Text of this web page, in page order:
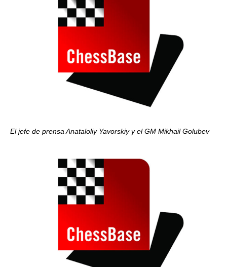
El jefe de prensa Anataloliy Yavorskiy y el GM Mikhail Golubev